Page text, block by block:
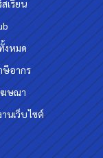
เรียน
งหมด
ษีอากร
ฆษณา
านเว็บไซต์